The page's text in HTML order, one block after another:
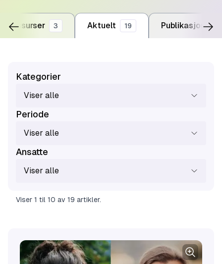
Ressurser 3 Aktuelt 19 Publikasjoner
Kategorier
Viser alle
Periode
Viser alle
Ansatte
Viser alle
Viser 1 til 10 av 19 artikler.